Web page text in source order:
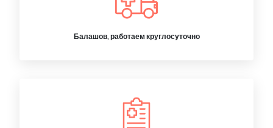
Балашов, работаем круглосуточно